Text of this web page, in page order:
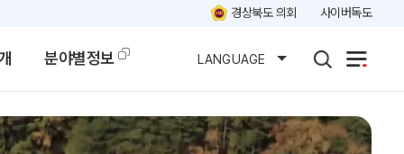
경상북도 의회 사이버독도
분야별정보 LANGUAGE